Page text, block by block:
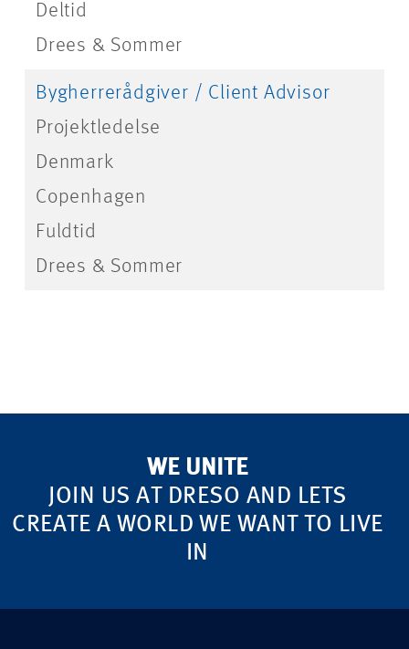
Deltid
Drees & Sommer
Bygherrerådgiver / Client Advisor
Projektledelse
Denmark
Copenhagen
Fuldtid
Drees & Sommer
WE UNITE
JOIN US AT DRESO AND LETS
CREATE A WORLD WE WANT TO LIVE
IN